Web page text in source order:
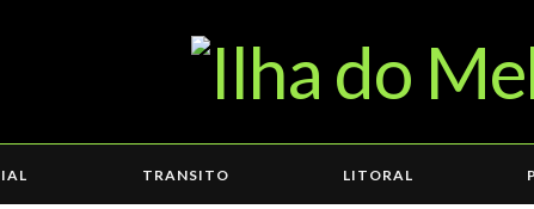
TRANSITO LITORAL